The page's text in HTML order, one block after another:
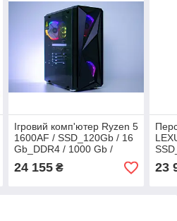
Ігровий комп'ютер Ryzen 5
1600AF / SSD_120Gb / 16
Gb_DDR4 / 1000 Gb /
GTX1660_6GB
24 155₴
/
23